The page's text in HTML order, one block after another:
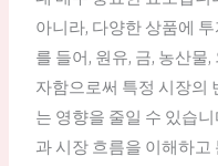
아니라, 다양한 상품에
를 들어, 원유, 금, 농산물
자함으로써 특정 시장의
는 영향을 줄일 수 있습
과 시장 흐름을 이해하